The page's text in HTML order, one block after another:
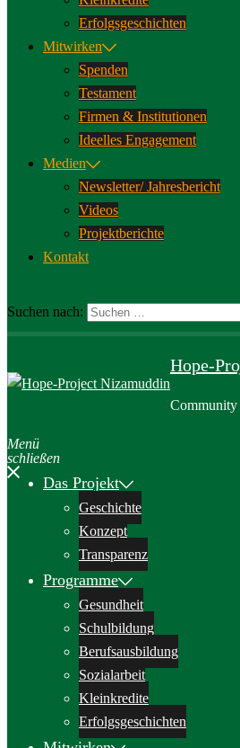
Erfolgsgeschichten
Mitwirken
Spenden
Testament
Firmen & Institutionen
Ideelles Engagement
Medien
Newsletter/ Jahresbericht
Videos
Projektberichte
Kontakt
Suchen nach:
Hope-
Menü
schließen
Das Projekt
Geschichte
Konzept
Transparenz
Programme
Gesundheit
Schulbildung
Berufsausbildung
Sozialarbeit
Kleinkredite
Erfolgsgeschichten